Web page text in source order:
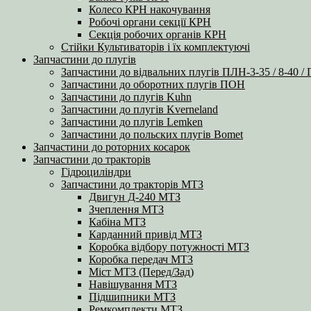
Колесо КРН накочування
Робочі органи секції КРН
Секція робочих органів КРН
Стійки Культиваторів і їх комплектуючі
Запчастини до плугів
Запчастини до відвальних плугів ПЛН-3-35 / 8-40
Запчастини до оборотних плугів ПОН
Запчастини до плугів Kuhn
Запчастини до плугів Kverneland
Запчастини до плугів Lemken
Запчастини до польских плугів Bomet
Запчастини до роторних косарок
Запчастини до тракторів
Гідроциліндри
Запчастини до тракторів МТЗ
Двигун Д-240 МТЗ
Зчеплення МТЗ
Кабіна МТЗ
Карданний привід МТЗ
Коробка відбору потужності МТЗ
Коробка передач МТЗ
Міст МТЗ (Перед/Зад)
Навішування МТЗ
Підшипники МТЗ